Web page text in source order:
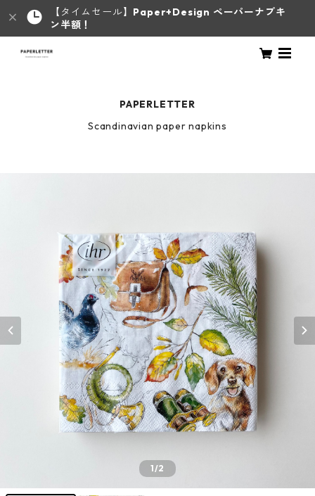
【タイムセール】 Paper+Design ペーパーナプキ
ン半額！
PAPERLETTER
Scandinavian paper napkins
1/2